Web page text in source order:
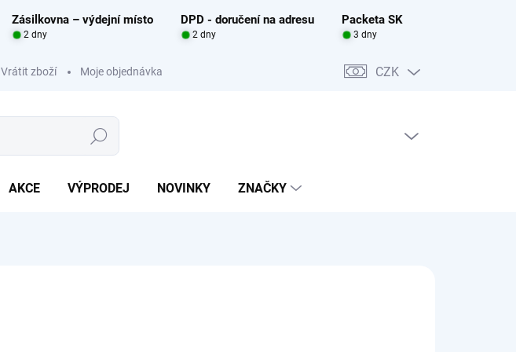
Zásilkovna – výdejní místo DPD - doručení na adresu Packeta SK
2 dny 2 dny 3 dny
Vrátit zboží Moje objednávka CZK
Hledat
AKCE VÝPRODEJ NOVINKY ZNAČKY